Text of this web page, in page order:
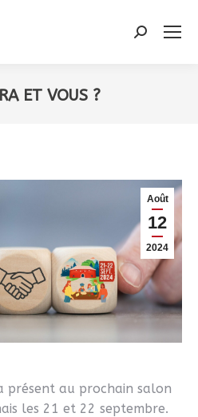
Recherche
ET VOUS ?
Août
12
2024
présent au prochain salon
les 21 et 22 septembre.